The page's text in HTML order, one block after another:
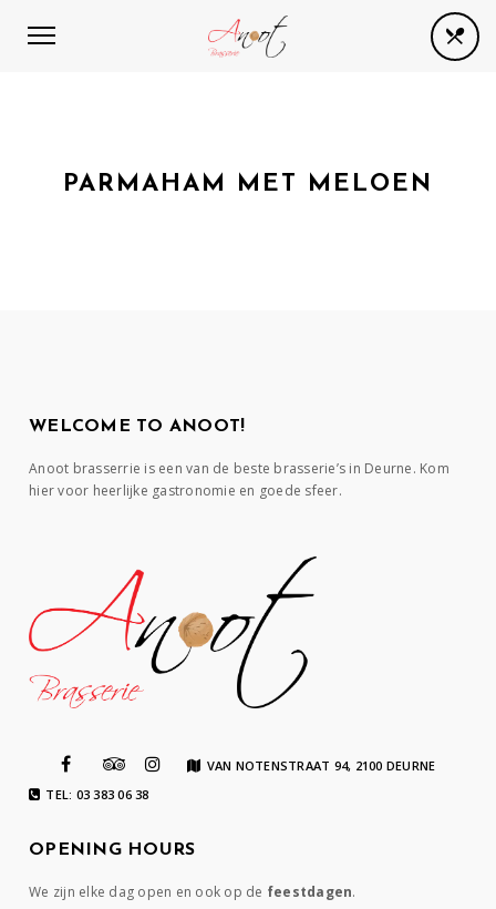
PARMAHAM MET MELOEN
WELCOME TO ANOOT!
Anoot brasserrie is een van de beste brasserie’s in Deurne. Kom
hier voor heerlijke gastronomie en goede sfeer.
VAN NOTENSTRAAT 94, 2100 DEURNE
TEL: 03 383 06 38
OPENING HOURS
We zijn elke dag open en ook op de feestdagen.